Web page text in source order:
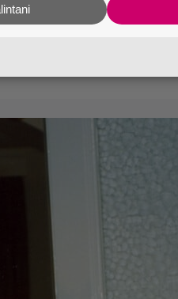
on